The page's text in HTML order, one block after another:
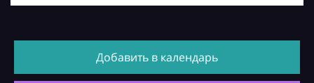
Добавить в календарь